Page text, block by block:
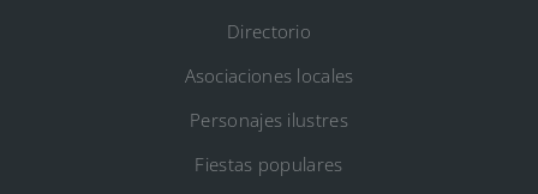
Directorio
Asociaciones locales
Personajes ilustres
Fiestas populares